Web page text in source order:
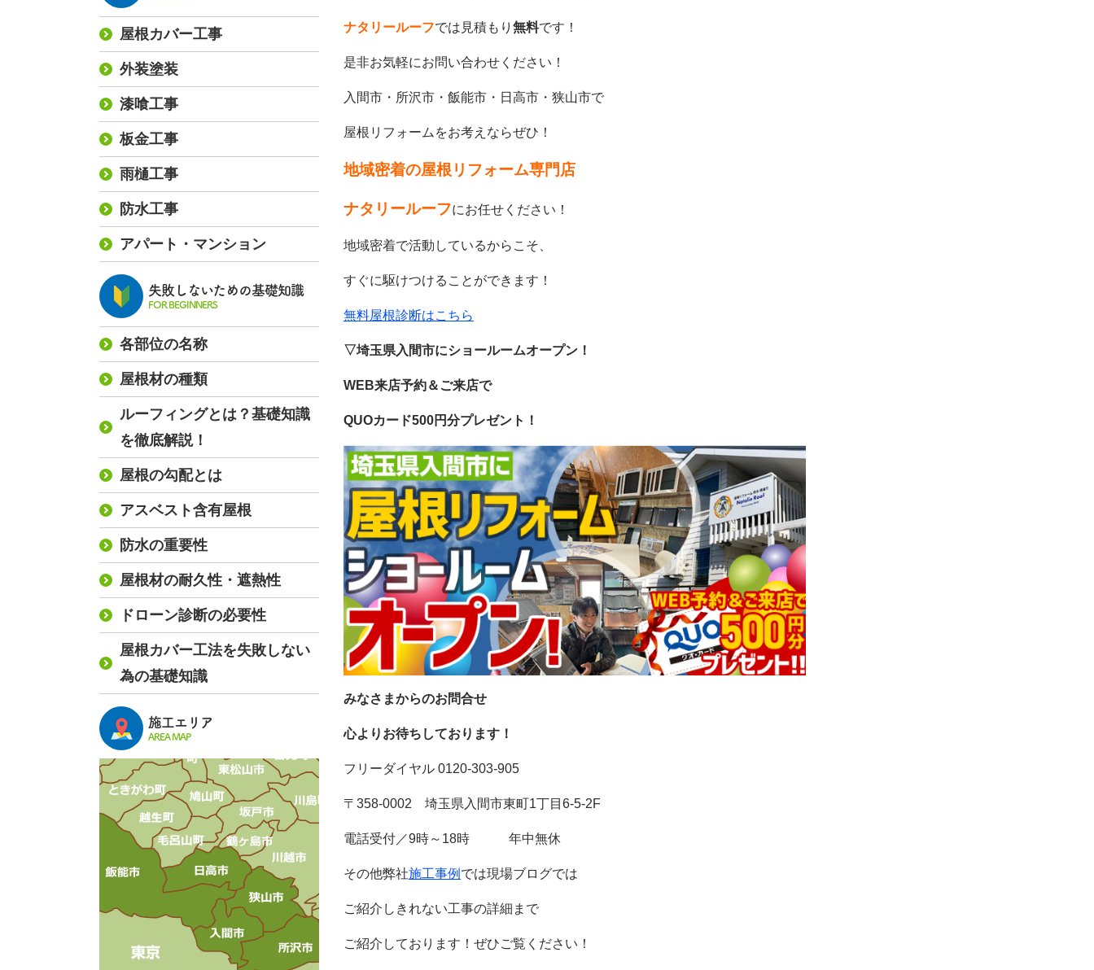
ナタリールーフでは見積もり 無料です！
是非お気軽にお問い合わせください！
入間市・所沢市・飯能市・日高市・狭山市で
屋根リフォームをお考えならぜひ！
地域密着の屋根リフォーム専門店
ナタリールーフにお任せください！
地域密着で活動しているからこそ、
すぐに駆けつけることができます！
無料屋根診断はこちら
▽埼玉県入間市にショールームオープン！
WEB来店予約＆ご来店で
QUOカード500円分プレゼント！
みなさまからのお問合せ
心よりお待ちしております！
フリーダイヤル 0120-303-905
〒358-0002 埼玉県入間市東町1丁目6-5-2F
電話受付／9時～18時 年中無休
その他弊社施工事例 では現場ブログでは
ご紹介しきれない工事の詳細まで
ご紹介しております！ ぜひご覧ください！
屋根カバー工事
外装塗装
漆喰工事
板金工事
雨樋工事
防水工事
アパート・マンション
失敗しないための基礎知識
FOR BEGINNERS
各部位の名称
屋根材の種類
ルーフィングとは？基礎知識
を徹底解説！
屋根の勾配とは
アスベスト含有屋根
防水の重要性
屋根材の耐久性・遮熱性
ドローン診断の必要性
屋根カバー工法を失敗しない
為の基礎知識
施工エリア
AREA MAP